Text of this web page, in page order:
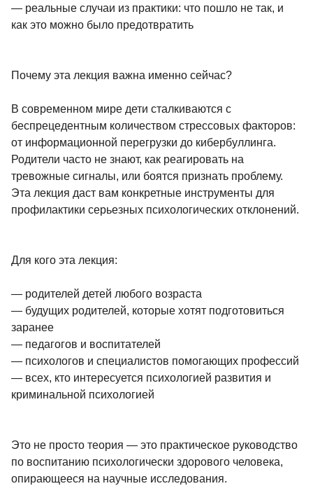
— реальные случаи из практики: что пошло не так, и
как это можно было предотвратить
Почему эта лекция важна именно сейчас?
В современном мире дети сталкиваются с
беспрецедентным количеством стрессовых факторов:
от информационной перегрузки до кибербуллинга.
Родители часто не знают, как реагировать на
тревожные сигналы, или боятся признать проблему.
Эта лекция даст вам конкретные инструменты для
профилактики серьезных психологических отклонений.
Для кого эта лекция:
— родителей детей любого возраста
— будущих родителей, которые хотят подготовиться
заранее
— педагогов и воспитателей
— психологов и специалистов помогающих профессий
— всех, кто интересуется психологией развития и
криминальной психологией
Это не просто теория — это практическое руководство
по воспитанию психологически здорового человека,
опирающееся на научные исследования.